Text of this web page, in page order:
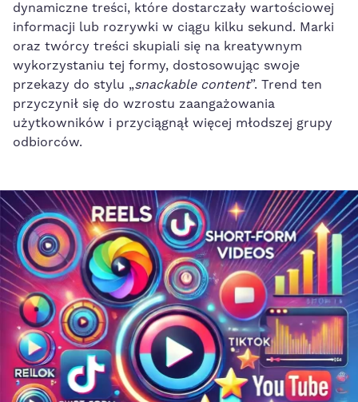
dynamiczne treści, które dostarczały wartościowej
informacji lub rozrywki w ciągu kilku sekund. Marki
oraz twórcy treści skupiali się na kreatywnym
wykorzystaniu tej formy, dostosowując swoje
przekazy do stylu „snackable content”. Trend ten
przyczynił się do wzrostu zaangażowania
użytkowników i przyciągnął więcej młodszej grupy
odbiorców.